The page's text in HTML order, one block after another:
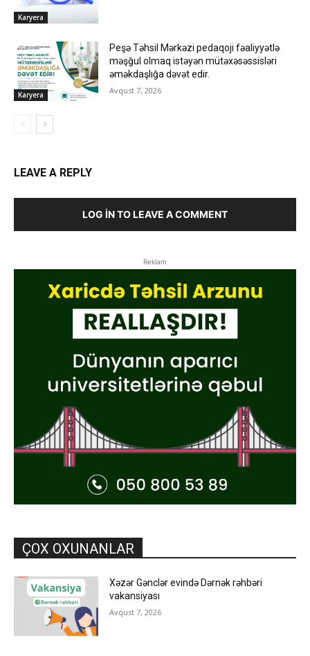
Karyera
Karyera
Peşə Təhsil Mərkəzi pedaqoji fəaliyyətlə
məşğul olmaq istəyən mütəxəsəssisləri
əməkdaşlığa dəvət edir.
Avqust 7, 2026
LEAVE A REPLY
LOG IN TO LEAVE A COMMENT
Reklam
ÇOX OXUNANLAR
Xəzər Gənclər evində Dərnək rəhbəri
vakansiyası
Avqust 7, 2026